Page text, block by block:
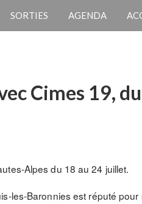
SORTIES AGENDA
Cimes 19,
Alpes du 18 au 24 juillet.
les-Baronnies est réputé